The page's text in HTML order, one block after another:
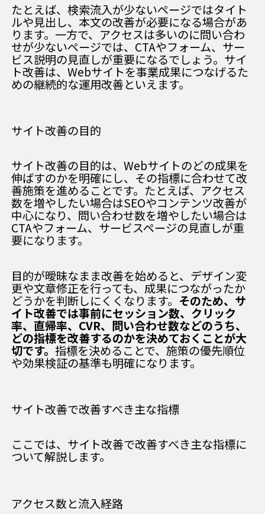
たとえば、検索流入が少ないページではタイト
ルや見出し、本文の改善が必要になる場合があ
ります。一方で、アクセスは多いのに問い合わ
せが少ないページでは、CTAやフォーム、サー
ビス説明の見直しが重要になるでしょう。サイ
ト改善は、Webサイトを事業成果につなげるた
めの継続的な運用改善といえます。
サイト改善の目的
サイト改善の目的は、Webサイトのどの成果を
伸ばすのかを明確にし、その指標に合わせて改
善施策を進めることです。たとえば、アクセス
数を増やしたい場合はSEOやコンテンツ改善が
中心になり、問い合わせ数を増やしたい場合は
CTAやフォーム、サービスページの見直しが重
要になります。
目的が曖昧なまま改善を始めると、デザイン変
更や文章修正を行っても、成果につながったか
どうかを判断しにくくなります。 そのため、サ
イト改善では事前にセッション数、クリック
率、直帰率、CVR、問い合わせ数などのうち、
どの指標を改善するのかを決めておくことが大
切です。指標を決めることで、施策の優先順位
や効果検証の基準も明確になります。
サイト改善で改善すべき主な指標
ここでは、サイト改善で改善すべき主な指標に
ついて解説します。
アクセス数と流入経路